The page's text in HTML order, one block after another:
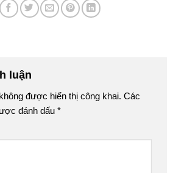
luận
được hiển thị công khai. Các
đánh dấu *